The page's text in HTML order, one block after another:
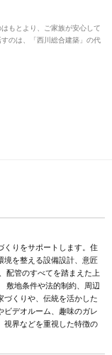
もとより、ご家族が安心して
のは、「西川総合建築」の代
くりをサポートします。住
境を整える設備設計、意匠
配管のすべてを踏まえた上
敷地条件や法的制約、周辺
づくりや、伝統を活かした
ビデオルーム、趣味のガレ
視界などを重視した特徴の